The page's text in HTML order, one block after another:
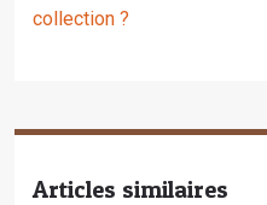
collection ?
Articles similaires